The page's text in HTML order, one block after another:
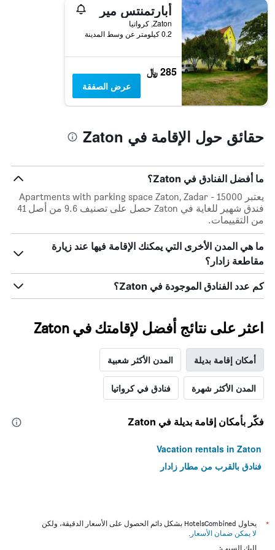
أيام
الأسبوع.
يتضمن
المخطط
التالي
1
محور
Y
الذي
سعر
غرفة
أبارتمنتس مير
Zaton, كرواتيا
0.2 كيلومتر عن وسط المدينة
285 ﷼
عرض الصفقة
حقائق حول الإقامة في Zaton
ما أفضل الفنادق في Zaton؟
يعتبر Apartments with parking space Zaton, Zadar - 15000
فندق شهير للغاية في Zaton حصل على تصنيف 9.6 من أصل 41
من التقييمات.
ما هي المدن الأخرى التي يمكنك الإقامة فيها عند زيارة
مقاطعة زادار؟
كم عدد الفنادق الموجودة في Zaton؟
اعثر على نتائج أفضل لإقامتك في Zaton
أمكان إقامة بديلة المدن الأكثر شعبية
المدن الأكثر شهرة فنادق في كرواتيا
فكّر بأمكان إقامة بديلة في Zaton
Vacation rentals in Zaton
فنادق بالقرب من مطار زادار
*
يحاول HotelsCombined بشكل دائم الحصول على الأسعار الدقيقة، ولكن
لا يمكن ضمان الأسعار .
إليك السبب: